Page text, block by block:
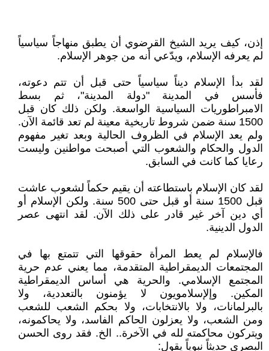
إذن، كيف يريد الشيخ القرضوي أن يطبق منهاجاً سياسياً
لم يعرفه الإسلام، ويدّعي أنه من جوهر الإسلام.
لقد بدأ الإسلام ديناً سياسياً حتى قبل أن تتم دعوته،
فأسس في المدينة "دولة المدينة"، ثم بسط
الامبراطوريات السياسية الواسعة. ولكن ذلك كان قبل
1500 سنة ضمن شروط تاريخية معينة لم تعد قائمة الآن.
ولم يعد الإسلام في الظروف الحالية وبعد تغير مفهوم
الدول والحكام والشعوب التي أصبحت مواطنين وليست
رعايا كما كانت في السابق.
لقد كان الإسلام باستطاعته أن يقيم حكماً لشعوب عاشت
قبل 1500 سنة أو قبل حتى 500 سنة. ولكن الإسلام أو
أي دين آخر غير قادر على ذلك الآن. لقد انتهى عصر
الدول الدينية.
فالإسلام لم يعط المرأة حقوقها التي تتمتع بها في
المجتمعات الديمقراطية المتقدمة، مما يعني عدم حرية
المجتمع الإسلامي. والحرية هي أساس الديمقراطية
المكين. وإلإسلامويون لا يؤمنون بالتعددية، ولا
بالبرلمانات، ولا بالانتخابات، ولا بحكم الشعب للشعب
ومن الشعب، ولا يعزلون الحاكم الفاسد، ولا يحاكمونه،
ويتركون محاكمته لله في الآخرة.. الخ. فقد روى الحسن
البصري حديثاً نبوياً يقول: